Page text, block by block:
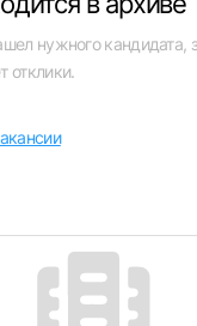
нужного кандидата,
отклики.